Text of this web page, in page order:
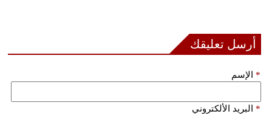
أرسل تعليقك
الإسم *
البريد الألكتروني *